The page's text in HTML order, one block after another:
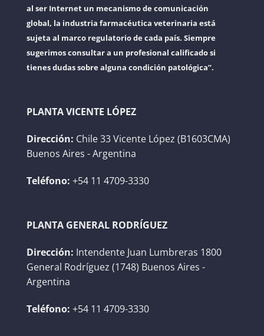
al ser Internet un mecanismo de comunicación
global, la industria farmacéutica veterinaria está
sujeta al marco regulatorio de cada país. Siempre
sugerimos consultar a un profesional calificado si
tienes dudas sobre alguna condición patológica”.
PLANTA VICENTE LÓPEZ
Dirección: Chile 33 Vicente López (B1603CMA)
Buenos Aires - Argentina
Teléfono: +54 11 4709-3330
PLANTA GENERAL RODRÍGUEZ
Dirección: Intendente Juan Lumbreras 1800
General Rodríguez (1748) Buenos Aires -
Argentina
Teléfono: +54 11 4709-3330